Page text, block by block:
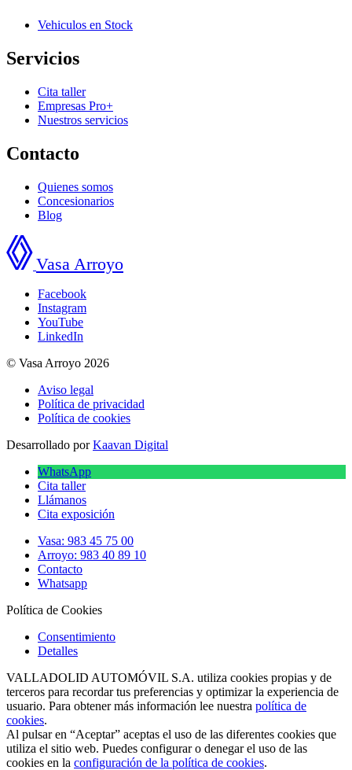
Vehiculos en Stock
Servicios
Cita taller
Empresas Pro+
Nuestros servicios
Contacto
Quienes somos
Concesionarios
Blog
Vasa Arroyo
Facebook
Instagram
YouTube
LinkedIn
© Vasa Arroyo 2026
Aviso legal
Política de privacidad
Política de cookies
Desarrollado porKaavan Digital
WhatsApp
Cita taller
Llámanos
Cita exposición
Vasa: 983 45 75 00
Arroyo: 983 40 89 10
Contacto
Whatsapp
Política de Cookies
Consentimiento
Detalles
VALLADOLID AUTOMÓVIL S.A. utiliza cookies propias y de
terceros para recordar tus preferencias y optimizar la experiencia de
usuario. Para obtener más información lee nuestra política de
cookies.
Al pulsar en “Aceptar” aceptas el uso de las diferentes cookies que
utiliza el sitio web. Puedes configurar o denegar el uso de las
cookies en la configuración de la política de cookies.